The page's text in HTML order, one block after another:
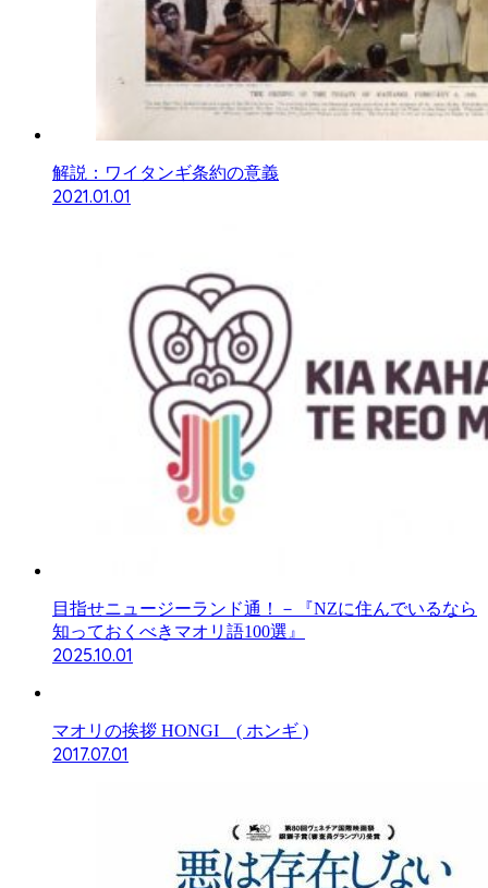
解説：ワイタンギ条約の意義
2021.01.01
目指せニュージーランド通！－『NZに住んでいるなら
知っておくべきマオリ語100選』
2025.10.01
マオリの挨拶 HONGI ( ホンギ )
2017.07.01